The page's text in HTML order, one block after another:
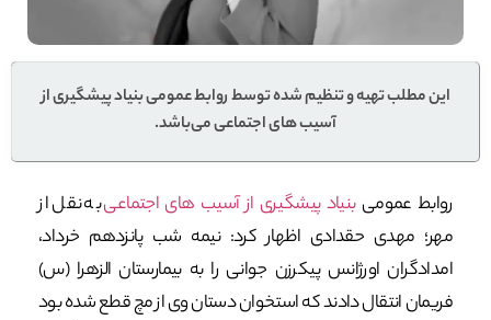
این مطلب تهیه و تنظیم شده توسط روابط عمومی بنیاد پیشگیری از
آسیب های اجتماعی می‌باشد.
روابط عمومیبنیاد پیشگیری از آسیب های اجتماعیبه نقل از
مهر؛ مهدی حقدادی اظهار کرد: نیمه شب پانزدهم خرداد،
امدادگران اورژانس پیکرزن جوانی را به بیمارستان الزهرا (س)
فریمان انتقال دادند که استخوان دستان وی از مچ قطع شده بود